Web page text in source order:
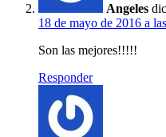
Angeles
18 de mayo de 2016 a
Son las mejores!!!!!
Responder